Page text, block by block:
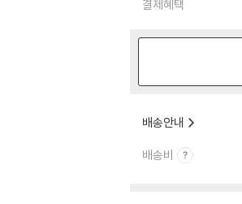
결제혜택
배송안내
배송비